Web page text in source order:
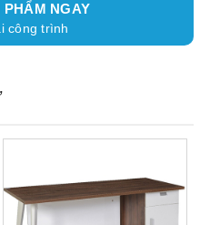
NGAY
công trình